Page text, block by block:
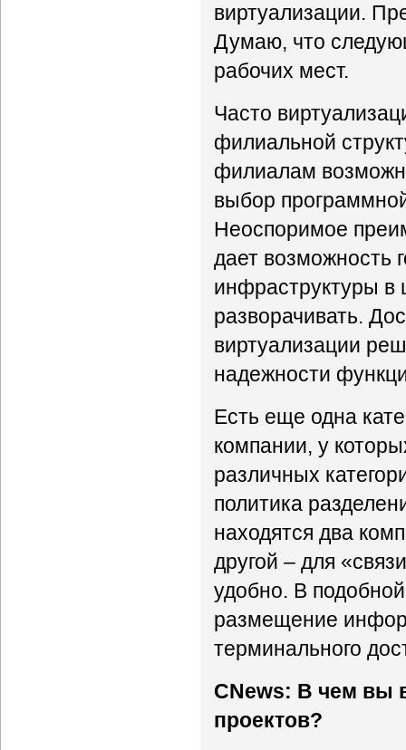
виртуализации.
Думаю, что
рабочих мест.
Часто
филиальной
филиалам
выбор
Неоспоримое
дает возможность
инфраструктуры в
разворачивать.
виртуализации
надежности
Есть еще одна
компании, у
различных
политика
находятся два
другой – для
удобно. В
размещение
терминального
CNews: В чем вы
проектов?